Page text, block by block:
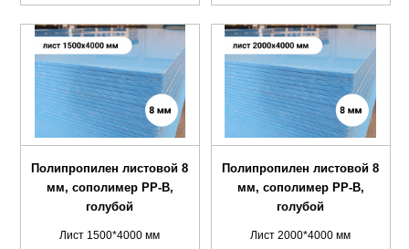
Полипропилен листовой 8
мм, сополимер PP-B,
голубой
Лист 1500*4000 мм
Полипропилен листовой 8
мм, сополимер PP-B,
голубой
Лист 2000*4000 мм